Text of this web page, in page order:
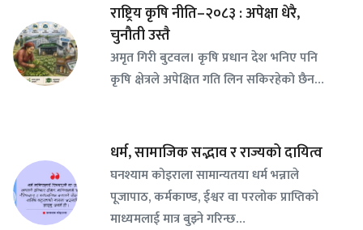
राष्ट्रिय कृषि नीति–२०८३ : अपेक्षा धेरै,
चुनौती उस्तै
अमृत गिरी बुटवल। कृषि प्रधान देश भनिए पनि
कृषि क्षेत्रले अपेक्षित गति लिन सकिरहेको छैन…
धर्म, सामाजिक सद्भाव र राज्यको दायित्व
घनश्याम कोइराला सामान्यतया धर्म भन्नाले
पूजापाठ, कर्मकाण्ड, ईश्वर वा परलोक प्राप्तिको
माध्यमलाई मात्र बुझ्ने गरिन्छ…